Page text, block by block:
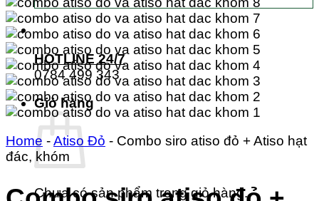
HOTLINE 24/7
0784 499 343
Giỏ hàng
Chưa có sản phẩm trong giỏ hàng.
Home -Atiso Đỏ - Combo siro atiso đỏ + Atiso hạt
đác, khóm